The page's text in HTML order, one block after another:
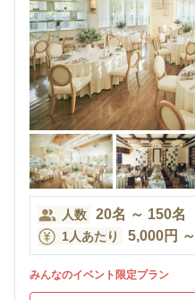
人数 20名 ～ 150名
1人あたり 5,000円 ～
みんなのイベント限定プラン